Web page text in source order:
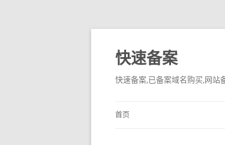
快速备案
快速备案,已备案域名购买,网站
首页